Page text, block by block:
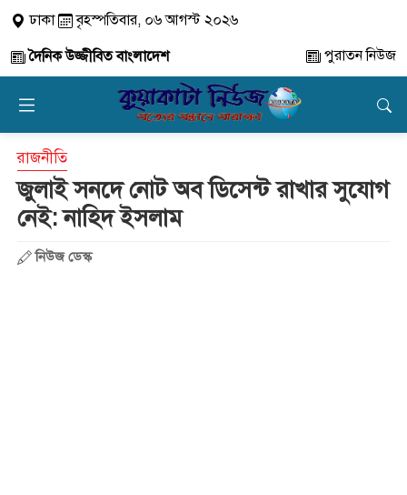
ঢাকা
বৃহস্পতিবার, ০৬ আগস্ট ২০২৬
দৈনিক উজ্জীবিত বাংলাদেশ
পুরাতন নিউজ
রাজনীতি
জুলাই সনদে নোট অব ডিসেন্ট রাখার সুযোগ
নেই: নাহিদ ইসলাম
নিউজ ডেস্ক